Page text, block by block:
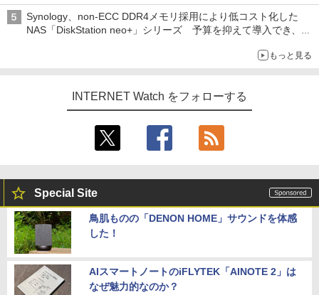
Synology、non-ECC DDR4メモリ採用により低コスト化した
NAS「DiskStation neo+」シリーズ 予算を抑えて導入でき、
もっと見る
INTERNET Watch をフォローする
Special Site
鳥肌ものの「DENON HOME」サウンドを体感
した！
AIスマートノートのiFLYTEK「AINOTE 2」は
なぜ魅力的なのか？